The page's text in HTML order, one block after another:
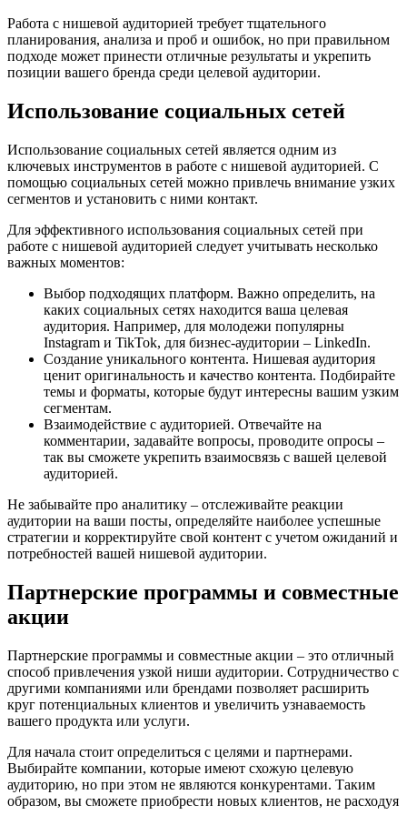
Работа с нишевой аудиторией требует тщательного
планирования, анализа и проб и ошибок, но при правильном
подходе может принести отличные результаты и укрепить
позиции вашего бренда среди целевой аудитории.
Использование социальных сетей
Использование социальных сетей является одним из
ключевых инструментов в работе с нишевой аудиторией. С
помощью социальных сетей можно привлечь внимание узких
сегментов и установить с ними контакт.
Для эффективного использования социальных сетей при
работе с нишевой аудиторией следует учитывать несколько
важных моментов:
Выбор подходящих платформ. Важно определить, на
каких социальных сетях находится ваша целевая
аудитория. Например, для молодежи популярны
Instagram и TikTok, для бизнес-аудитории – LinkedIn.
Создание уникального контента. Нишевая аудитория
ценит оригинальность и качество контента. Подбирайте
темы и форматы, которые будут интересны вашим узким
сегментам.
Взаимодействие с аудиторией. Отвечайте на
комментарии, задавайте вопросы, проводите опросы –
так вы сможете укрепить взаимосвязь с вашей целевой
аудиторией.
Не забывайте про аналитику – отслеживайте реакции
аудитории на ваши посты, определяйте наиболее успешные
стратегии и корректируйте свой контент с учетом ожиданий и
потребностей вашей нишевой аудитории.
Партнерские программы и совместные
акции
Партнерские программы и совместные акции – это отличный
способ привлечения узкой ниши аудитории. Сотрудничество с
другими компаниями или брендами позволяет расширить
круг потенциальных клиентов и увеличить узнаваемость
вашего продукта или услуги.
Для начала стоит определиться с целями и партнерами.
Выбирайте компании, которые имеют схожую целевую
аудиторию, но при этом не являются конкурентами. Таким
образом, вы сможете приобрести новых клиентов, не расходуя